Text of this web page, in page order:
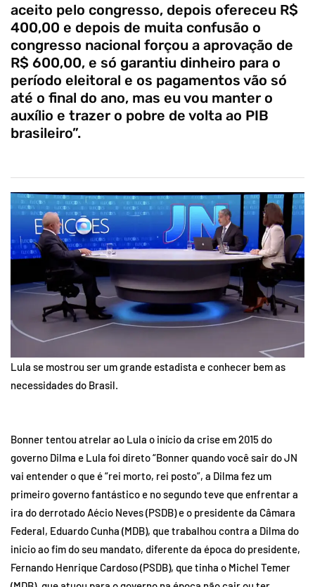
aceito pelo congresso, depois ofereceu R$
400,00 e depois de muita confusão o
congresso nacional forçou a aprovação de
R$ 600,00, e só garantiu dinheiro para o
período eleitoral e os pagamentos vão só
até o final do ano, mas eu vou manter o
auxílio e trazer o pobre de volta ao PIB
brasileiro”.
Lula se mostrou ser um grande estadista e conhecer bem as
necessidades do Brasil.
Bonner tentou atrelar ao Lula o início da crise em 2015 do
governo Dilma e Lula foi direto “Bonner quando você sair do JN
vai entender o que é “rei morto, rei posto”, a Dilma fez um
primeiro governo fantástico e no segundo teve que enfrentar a
ira do derrotado Aécio Neves (PSDB) e o presidente da Câmara
Federal, Eduardo Cunha (MDB), que trabalhou contra a Dilma do
inicio ao fim do seu mandato, diferente da época do presidente,
Fernando Henrique Cardoso (PSDB), que tinha o Michel Temer